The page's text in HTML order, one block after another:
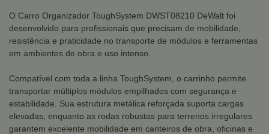
O Carro Organizador ToughSystem DWST08210 DeWalt foi
desenvolvido para profissionais que precisam de mobilidade,
resistência e praticidade no transporte de módulos e ferramentas
em ambientes de obra e uso intenso.
Compatível com toda a linha ToughSystem, o carrinho permite
transportar múltiplos módulos empilhados com segurança e
estabilidade. Sua estrutura metálica reforçada suporta cargas
elevadas, enquanto as rodas robustas para terrenos irregulares
garantem excelente mobilidade em canteiros de obra, oficinas e